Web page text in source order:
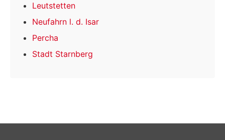
Leutstetten
Neufahrn l. d. Isar
Percha
Stadt Starnberg